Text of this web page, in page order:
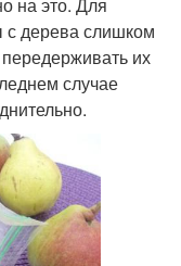
с дерева слишком
их
случае